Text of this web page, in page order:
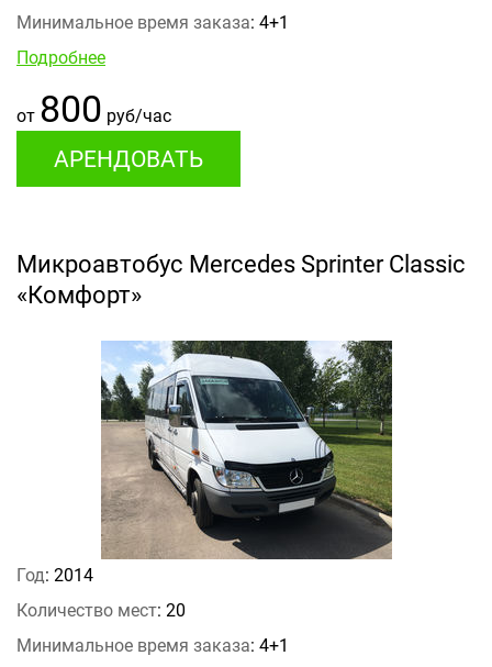
Минимальное время заказа: 4+1
Подробнее
от 800 руб/час
АРЕНДОВАТЬ
Микроавтобус Mercedes Sprinter Classic
«Комфорт»
Год: 2014
Количество мест: 20
Минимальное время заказа: 4+1